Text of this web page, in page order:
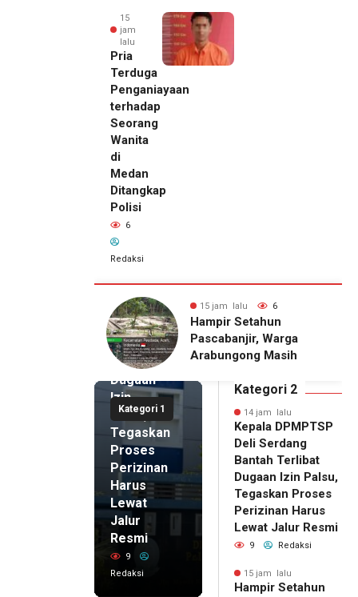
15
jam
lalu
Pria
Terduga
Penganiayaan
terhadap
Seorang
Wanita
di
Medan
Ditangkap
Polisi
6
Redaksi
15 jam lalu 6
Pria Terduga
Penganiayaan terhadap
Seorang Wanita di
Kategori 1
14 jam lalu
Deli
Serdang
Bantah
Terlibat
Dugaan
Izin
Palsu,
Tegaskan
Proses
Perizinan
Harus
Lewat
Jalur
Resmi
9
Redaksi
Kategori 2
14 jam lalu
Kepala DPMPTSP
Deli Serdang
Bantah Terlibat
Dugaan Izin Palsu,
Tegaskan Proses
Perizinan Harus
Lewat Jalur Resmi
9 Redaksi
15 jam lalu
Hampir Setahun